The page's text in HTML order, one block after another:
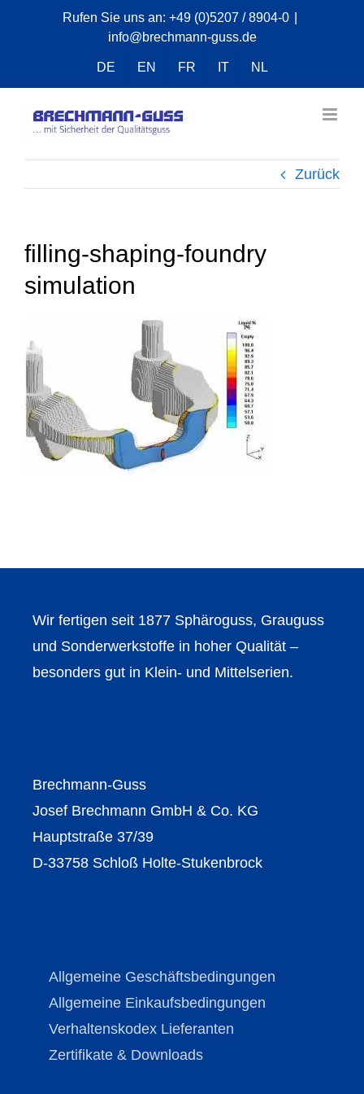
Rufen Sie uns an: +49 (0)5207 / 8904-0
info@brechmann-guss.de
DE EN FR IT NL
Zurück
filling-shaping-foundry
simulation
Wir fertigen seit 1877 Sphäroguss, Grauguss
und Sonderwerkstoffe in hoher Qualität –
besonders gut in Klein- und Mittelserien.
Brechmann-Guss
Josef Brechmann GmbH & Co. KG
Hauptstraße 37/39
D-33758 Schloß Holte-Stukenbrock
Allgemeine Geschäftsbedingungen
Allgemeine Einkaufsbedingungen
Verhaltenskodex Lieferanten
Zertifikate & Downloads